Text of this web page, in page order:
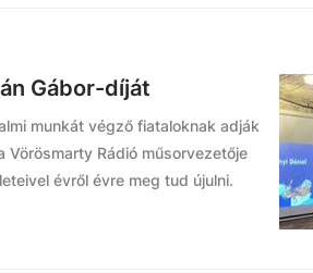
Gábor-díját
munkát végző fiataloknak adják
Vörösmarty Rádió műsorvezetője
évről évre meg tud újulni.